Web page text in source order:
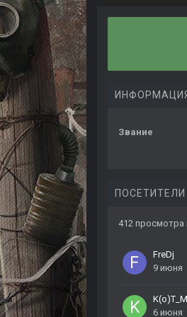
ИНФОРМАЦИЯ
Звание
412
FreDj
9 июня
6 июня